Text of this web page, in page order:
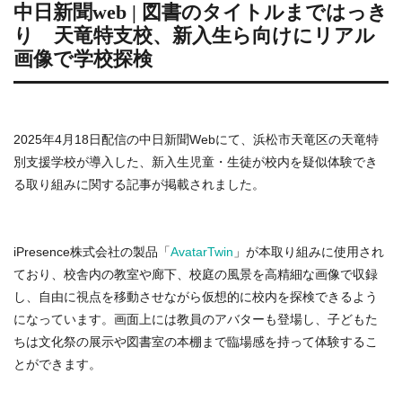
中日新聞web | 図書のタイトルまではっき
り 天竜特支校、新入生ら向けにリアル
画像で学校探検
2025年4月18日配信の中日新聞Webにて、浜松市天竜区の天竜特
別支援学校が導入した、新入生児童・生徒が校内を疑似体験でき
る取り組みに関する記事が掲載されました。
iPresence株式会社の製品「AvatarTwin 」が本取り組みに使用され
ており、校舎内の教室や廊下、校庭の風景を高精細な画像で収録
し、自由に視点を移動させながら仮想的に校内を探検できるよう
になっています。画面上には教員のアバターも登場し、子どもた
ちは文化祭の展示や図書室の本棚まで臨場感を持って体験するこ
とができます。